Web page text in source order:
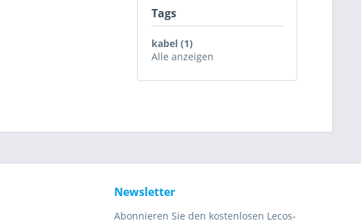
Tags
kabel (1)
Alle anzeigen
Newsletter
Abonnieren Sie den kostenlosen Lecos-